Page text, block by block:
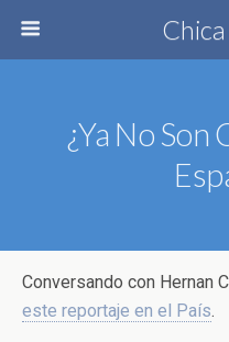
¿Ya No Son
Conversando con Hernan
este reportaje en el País.